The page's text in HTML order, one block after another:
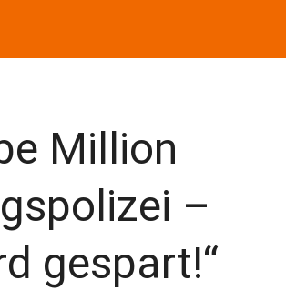
Million
–
gespart!“